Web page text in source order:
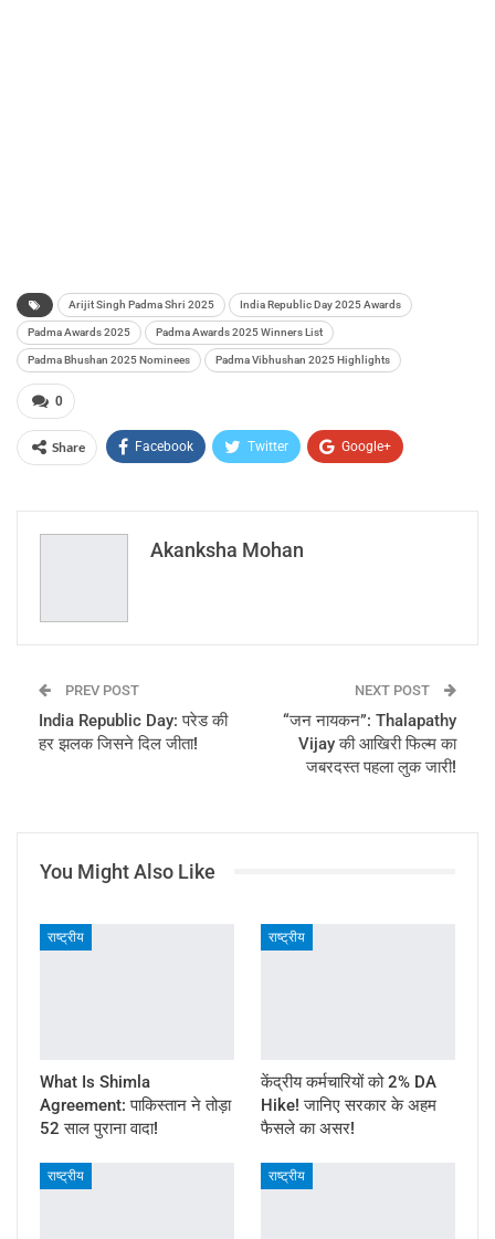
Arijit Singh Padma Shri 2025 India Republic Day 2025 Awards
Padma Awards 2025 Padma Awards 2025 Winners List
Padma Bhushan 2025 Nominees Padma Vibhushan 2025 Highlights
0
Share Facebook Twitter Google+
Email
Akanksha Mohan
PREV POST
India Republic Day: परेड की
हर झलक जिसने दिल जीता!
NEXT POST
“जन नायकन”: Thalapathy
Vijay की आखिरी फिल्म का
जबरदस्त पहला लुक जारी!
You Might Also Like
राष्ट्रीय
What Is Shimla
Agreement: पाकिस्तान ने तोड़ा
52 साल पुराना वादा!
राष्ट्रीय
केंद्रीय कर्मचारियों को 2% DA
Hike! जानिए सरकार के अहम
फैसले का असर!
राष्ट्रीय राष्ट्रीय